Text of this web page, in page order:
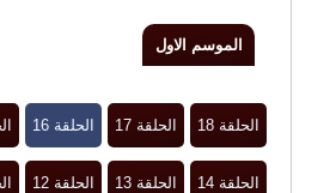
الموسم الاول
الحلقة 18 الحلقة 17 الحلقة 16
الحلقة 14 الحلقة 13 الحلقة 12